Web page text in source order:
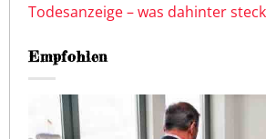
Todesanzeige – was dahinter
Empfohlen